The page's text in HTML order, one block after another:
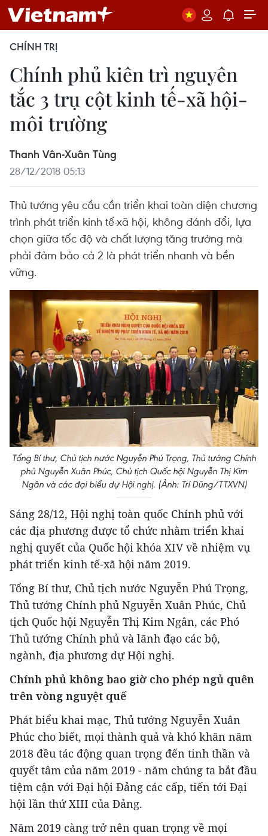
CHÍNH TRỊ
Chính phủ kiên trì nguyên
tắc 3 trụ cột kinh tế-xã hội-
môi trường
Thanh Vân-Xuân Tùng
28/12/2018 05:13
Thủ tướng yêu cầu cần triển khai toàn diện chương
trình phát triển kinh tế-xã hội, không đánh đổi, lựa
chọn giữa tốc độ và chất lượng tăng trưởng mà
phải đảm bảo cả 2 là phát triển nhanh và bền
vững.
Tổng Bí thư, Chủ tịch nước Nguyễn Phú Trọng, Thủ tướng Chính
phủ Nguyễn Xuân Phúc, Chủ tịch Quốc hội Nguyễn Thị Kim
Ngân và các đại biểu dự Hội nghị. (Ảnh: Trí Dũng/TTXVN)
Sáng 28/12, Hội nghị toàn quốc Chính phủ với
các địa phương được tổ chức nhằm triển khai
nghị quyết của Quốc hội khóa XIV về nhiệm vụ
phát triển kinh tế-xã hội năm 2019.
Tổng Bí thư, Chủ tịch nước Nguyễn Phú Trọng,
Thủ tướng Chính phủ Nguyễn Xuân Phúc, Chủ
tịch Quốc hội Nguyễn Thị Kim Ngân, các Phó
Thủ tướng Chính phủ và lãnh đạo các bộ,
ngành, địa phương dự Hội nghị.
Chính phủ không bao giờ cho phép ngủ quên
trên vòng nguyệt quế
Phát biểu khai mạc, Thủ tướng Nguyễn Xuân
Phúc cho biết, mọi thành quả và khó khăn năm
2018 đều tác động quan trọng đến tinh thần và
quyết tâm của năm 2019 - năm chúng ta bắt đầu
tiệm cận với Đại hội Đảng các cấp, tiến tới Đại
hội lần thứ XIII của Đảng.
Năm 2019 càng trở nên quan trọng về mọi